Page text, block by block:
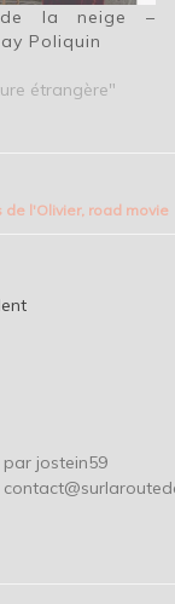
la neige –
Poliquin
étrangère"
de l'Olivier, road movie
par jostein59